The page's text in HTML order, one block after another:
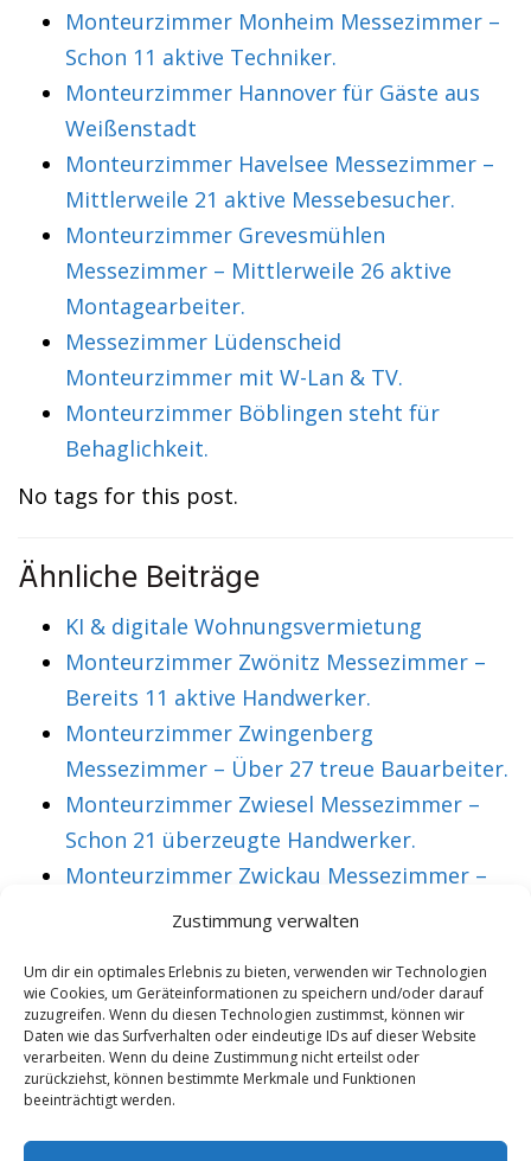
Zustimmung verwalten
Um dir ein optimales Erlebnis zu bieten, verwenden wir Technologien
wie Cookies, um Geräteinformationen zu speichern und/oder darauf
zuzugreifen. Wenn du diesen Technologien zustimmst, können wir
Daten wie das Surfverhalten oder eindeutige IDs auf dieser Website
verarbeiten. Wenn du deine Zustimmung nicht erteilst oder
zurückziehst, können bestimmte Merkmale und Funktionen
beeinträchtigt werden.
Monteurzimmer Monheim Messezimmer –
Schon 11 aktive Techniker.
Monteurzimmer Hannover für Gäste aus
Weißenstadt
Monteurzimmer Havelsee Messezimmer –
Mittlerweile 21 aktive Messebesucher.
Monteurzimmer Grevesmühlen
Messezimmer – Mittlerweile 26 aktive
Montagearbeiter.
Messezimmer Lüdenscheid
Monteurzimmer mit W-Lan & TV.
Monteurzimmer Böblingen steht für
Behaglichkeit.
No tags for this post.
Ähnliche Beiträge
KI & digitale Wohnungsvermietung
Monteurzimmer Zwönitz Messezimmer –
Bereits 11 aktive Handwerker.
Monteurzimmer Zwingenberg
Messezimmer – Über 27 treue Bauarbeiter.
Monteurzimmer Zwiesel Messezimmer –
Schon 21 überzeugte Handwerker.
Monteurzimmer Zwickau Messezimmer –
Über 36 treue Montagearbeiter.
VORHERIGER ARTIKEL
Monteurzimmer
Nordfriesland
Messezimmer –
Mehr als 39 treue
NÄCHSTER ARTIKEL
Monteurzimmer
Nordhessen
Mehr als 39 treue